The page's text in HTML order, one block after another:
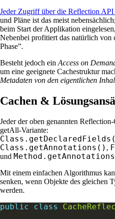
Jeder Zugriff über die Reflection
und Pläne ist das meist
beim Start der Applikation
Nebenbei profitiert das natürlich von
Phase”.
Besteht jedoch ein Access on
um eine geeignete Cachestruktur
Metadaten von den eigentlichen
Cachen &
Jeder der oben genannten
getAll-Variante:
Class.getAnnotations() ,
und
Mit einem einfachen Algorithmus
senken, wenn Objekte des gleichen
werden.
public class